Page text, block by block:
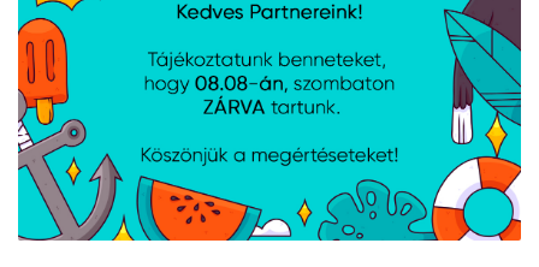
24V 1.2A hálózati adapter
AJÁNLATUNKBÓL